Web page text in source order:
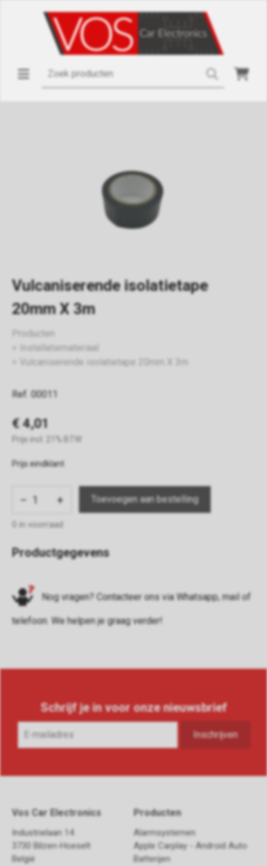
Vulcaniserende isolatietape
20mm X 3m
Producten
Installatiemateriaal
Vulcaniserende isolatietape 20mm X 3m
Ref. 00011
€ 4,01
Prijs incl. 21% BTW
Prijs eindklant
− +
0 in voorraad
Productgegevens
Nog vragen? Contacteer ons via Whatsapp,mailof
telefoon. We helpen je graag verder!
Schrijf je in voor onze nieuwsbrief
Vos Car Electronics
Industrielaan 14
3730 Bilzen-Hoeselt
België
Producten
Alarmsystemen
Apple Carplay - Android Auto
Batterijen